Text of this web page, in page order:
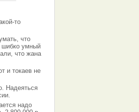
то
что
шибко умный
что жана
и токаев не
Надеяться
надо